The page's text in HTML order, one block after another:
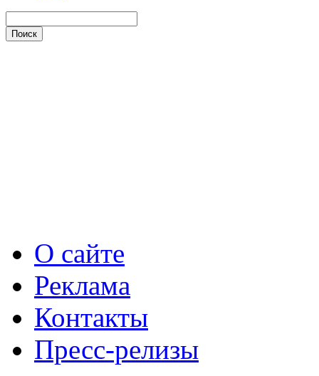
О сайте
Реклама
Контакты
Пресс-релизы